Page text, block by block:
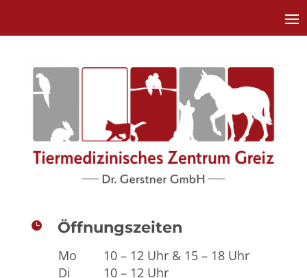
 Öffnungszeiten
Mo
10 – 12 Uhr & 15 – 18 Uhr
Di
10 – 12 Uhr